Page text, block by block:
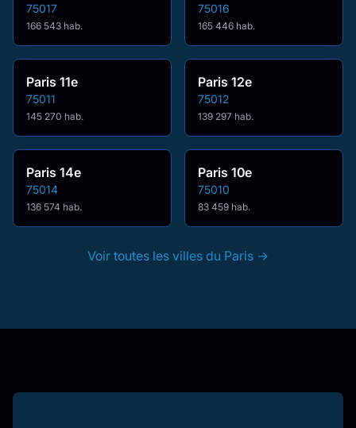
75017
166 543 hab.
75016
165 446 hab.
Paris 11e
75011
145 270 hab.
Paris 12e
75012
139 297 hab.
Paris 14e
75014
136 574 hab.
Paris 10e
75010
83 459 hab.
Voir toutes les villes du Paris →